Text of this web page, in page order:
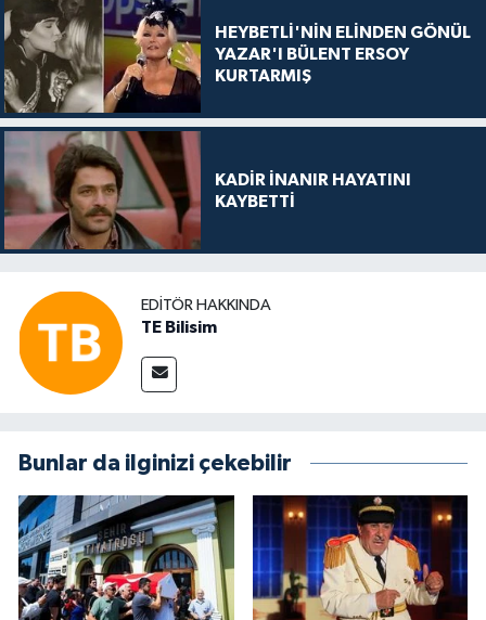
HEYBETLİ'NİN ELİNDEN GÖNÜL
YAZAR'I BÜLENT ERSOY
KURTARMIŞ
KADİR İNANIR HAYATINI
KAYBETTİ
EDITÖR HAKKINDA
TE Bilisim
Bunlar da ilginizi çekebilir